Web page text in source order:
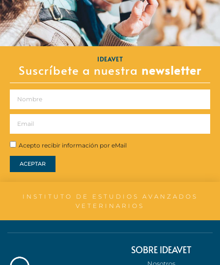
IDEAVET
Suscríbete a nuestra newsletter
Acepto recibir información por eMail
ACEPTAR
INSTITUTO DE ESTUDIOS AVANZADOS
VETERINARIOS
SOBRE IDEAVET
Nosotros